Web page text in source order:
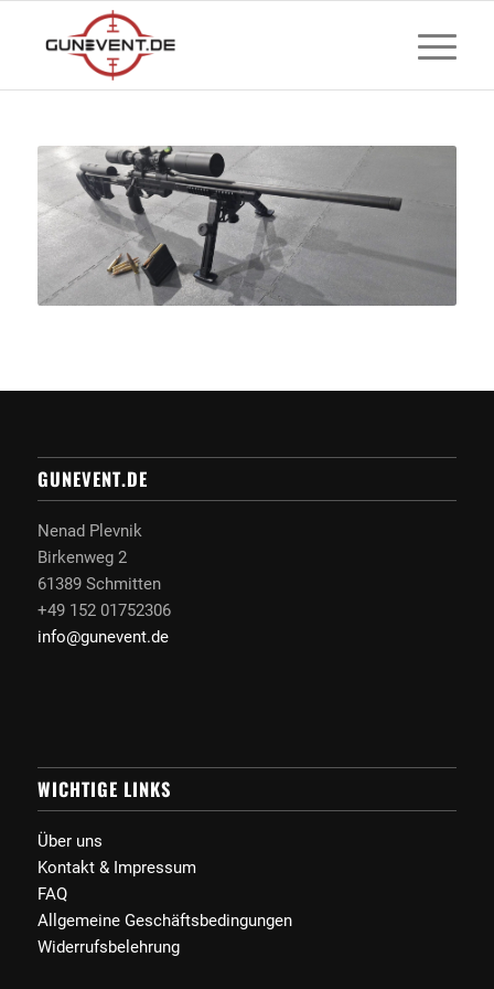
GUNEVENT.DE
Nenad Plevnik
Birkenweg 2
61389 Schmitten
+49 152 01752306
info@gunevent.de
WICHTIGE LINKS
Über uns
Kontakt & Impressum
FAQ
Allgemeine Geschäftsbedingungen
Widerrufsbelehrung